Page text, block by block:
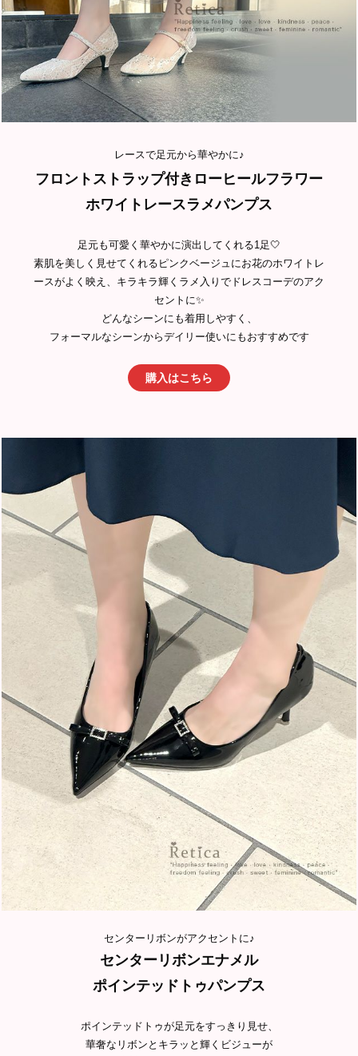
レースで足元から華やかに♪
フロントストラップ付きローヒールフラワー
ホワイトレースラメパンプス
足元も可愛く華やかに演出してくれる1足🤍
素肌を美しく見せてくれるピンクベージュにお花のホワイトレ
ースがよく映え、キラキラ輝くラメ入りでドレスコーデのアク
セントに✨
どんなシーンにも着用しやすく、
フォーマルなシーンからデイリー使いにもおすすめです
購入はこちら
センターリボンがアクセントに♪
センターリボンエナメル
ポインテッドトゥパンプス
ポインテッドトゥが足元をすっきり見せ、
華奢なリボンとキラッと輝くビジューが